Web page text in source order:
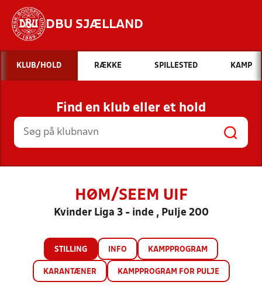
DBU SJÆLLAND
Hvad vil du søge efter?
INDHOLD OG NYHEDER
STILLINGER, RESULTATER, KLUBBER OG
HOLD
KLUB/HOLD RÆKKE SPILLESTED KAMP
Find en klub eller et hold
HØM/SEEM UIF
Kvinder Liga 3 - inde , Pulje 200
STILLING INFO KAMPPROGRAM
KARANTÆNER KAMPPROGRAM FOR PULJE